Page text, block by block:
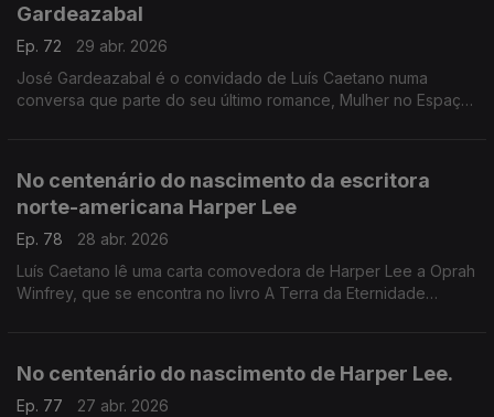
Gardeazabal
Ep. 72
29 abr. 2026
José Gardeazabal é o convidado de Luís Caetano numa
conversa que parte do seu último romance, Mulher no Espaço,
No centenário do nascimento da escritora
norte-americana Harper Lee
Ep. 78
28 abr. 2026
Luís Caetano lê uma carta comovedora de Harper Lee a Oprah
Winfrey, que se encontra no livro A Terra da Eternidade
No centenário do nascimento de Harper Lee.
Ep. 77
27 abr. 2026